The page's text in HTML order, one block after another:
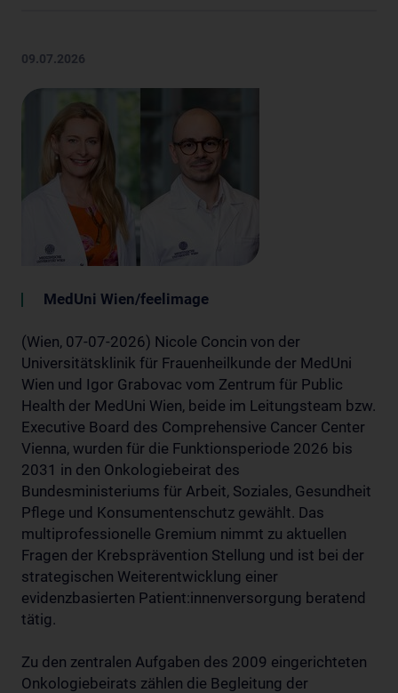
09.07.2026
MedUni Wien/feelimage
(Wien, 07-07-2026) Nicole Concin von der
Universitätsklinik für Frauenheilkunde der MedUni
Wien und Igor Grabovac vom Zentrum für Public
Health der MedUni Wien, beide im Leitungsteam bzw.
Executive Board des Comprehensive Cancer Center
Vienna, wurden für die Funktionsperiode 2026 bis
2031 in den Onkologiebeirat des
Bundesministeriums für Arbeit, Soziales, Gesundheit
Pflege und Konsumentenschutz gewählt. Das
multiprofessionelle Gremium nimmt zu aktuellen
Fragen der Krebsprävention Stellung und ist bei der
strategischen Weiterentwicklung einer
evidenzbasierten Patient:innenversorgung beratend
tätig.
Zu den zentralen Aufgaben des 2009 eingerichteten
Onkologiebeirats zählen die Begleitung der